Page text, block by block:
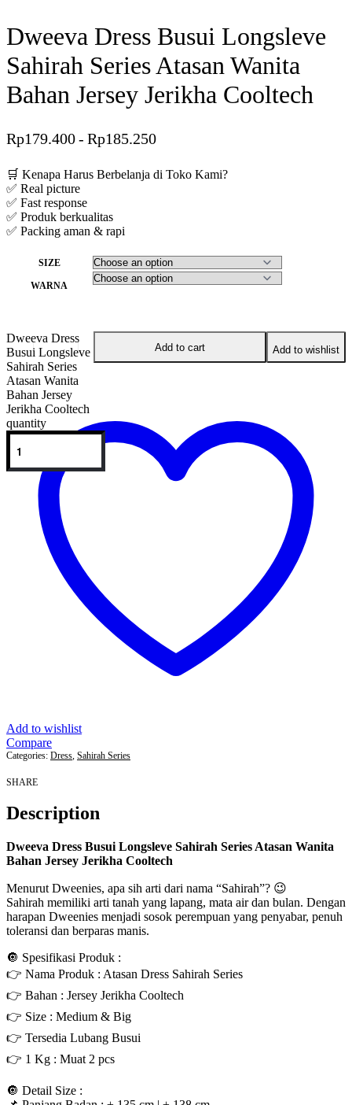
Dweeva Dress Busui Longsleve
Sahirah Series Atasan Wanita
Bahan Jersey Jerikha Cooltech
Rp179.400 Rp185.250
🛒 Kenapa Harus Berbelanja di Toko Kami?
✅ Real picture
✅ Fast response
✅ Produk berkualitas
✅ Packing aman & rapi
SIZE
WARNA
Dweeva Dress
Busui Longsleve
Sahirah Series
Atasan Wanita
Bahan Jersey
Jerikha Cooltech
quantity
Add to cart Add to wishlist
Add to wishlist
Compare
Categories: Dress, Sahirah Series
SHARE
Description
Dweeva Dress Busui Longsleve Sahirah Series Atasan Wanita
Bahan Jersey Jerikha Cooltech
Menurut Dweenies, apa sih arti dari nama “Sahirah”? 😉
Sahirah memiliki arti tanah yang lapang, mata air dan bulan. Dengan
harapan Dweenies menjadi sosok perempuan yang penyabar, penuh
toleransi dan berparas manis.
🔘 Spesifikasi Produk :
👉 Nama Produk : Atasan Dress Sahirah Series
👉 Bahan : Jersey Jerikha Cooltech
👉 Size : Medium & Big
👉 Tersedia Lubang Busui
👉 1 Kg : Muat 2 pcs
🔘 Detail Size :